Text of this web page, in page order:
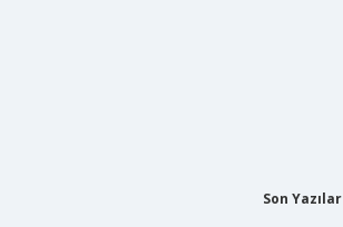
Son Yazılar